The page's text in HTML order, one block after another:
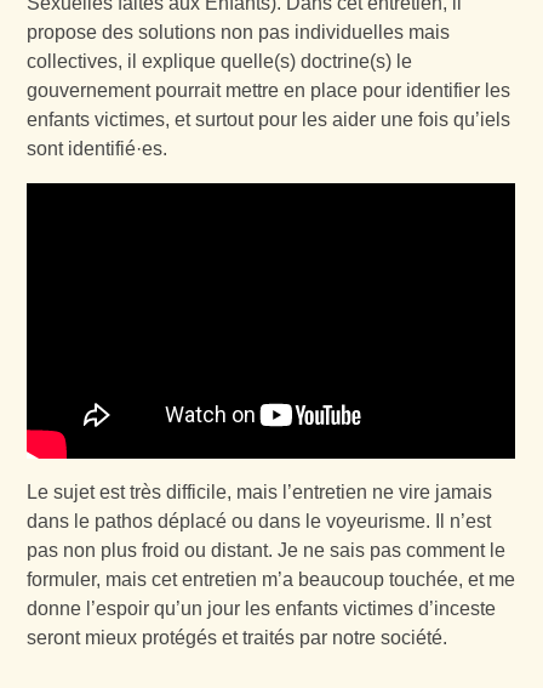
propose des solutions non pas individuelles mais
collectives, il explique quelle(s) doctrine(s) le
gouvernement pourrait mettre en place pour identifier les
enfants victimes, et surtout pour les aider une fois qu’iels
sont identifié·es.
Le sujet est très difficile, mais l’entretien ne vire jamais
dans le pathos déplacé ou dans le voyeurisme. Il n’est
pas non plus froid ou distant. Je ne sais pas comment le
formuler, mais cet entretien m’a beaucoup touchée, et me
donne l’espoir qu’un jour les enfants victimes d’inceste
seront mieux protégés et traités par notre société.